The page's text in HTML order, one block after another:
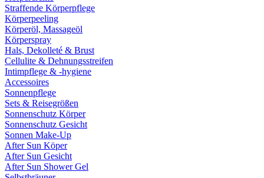
Straffende Körperpflege
Körperpeeling
Körperöl, Massageöl
Körperspray
Hals, Dekolleté & Brust
Cellulite & Dehnungsstreifen
Intimpflege & -hygiene
Accessoires
Sonnenpflege
Sets & Reisegrößen
Sonnenschutz Körper
Sonnenschutz Gesicht
Sonnen Make-Up
After Sun Köper
After Sun Gesicht
After Sun Shower Gel